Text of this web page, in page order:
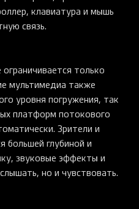
клавиатура и мышь
связь.
только
мультимедиа также
уровня погружения, так
платформ потокового
Зрители и
большей глубиной и
звуковые эффекты и
но и чувствовать.